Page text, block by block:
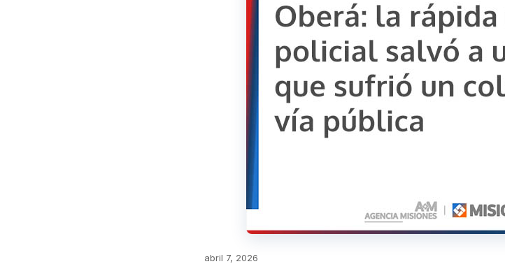
abril 7, 2026